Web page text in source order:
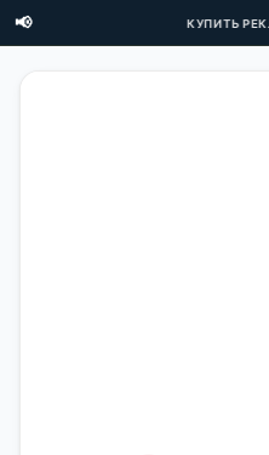
📢 КУПИТЬ РЕКЛАМУ